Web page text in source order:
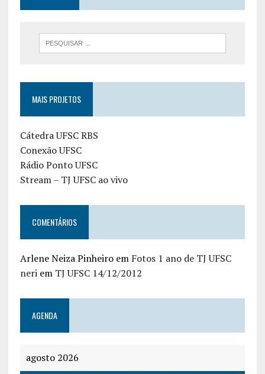
MAIS PROJETOS
Cátedra UFSC RBS
Conexão UFSC
Rádio Ponto UFSC
Stream – TJ UFSC ao vivo
COMENTÁRIOS
Arlene Neiza Pinheiroem Fotos 1 ano de TJ UFSC
neriem TJ UFSC 14/12/2012
AGENDA
agosto 2026